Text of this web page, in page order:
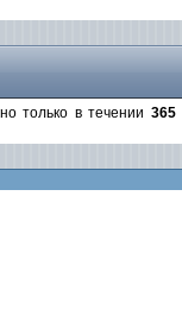
только в течении 365